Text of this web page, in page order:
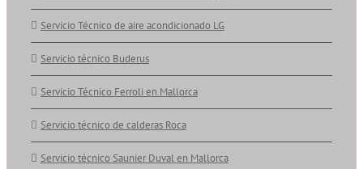
Servicio Técnico de aire acondicionado LG
Servicio técnico Buderus
Servicio Técnico Ferroli en Mallorca
Servicio técnico de calderas Roca
Servicio técnico Saunier Duval en Mallorca